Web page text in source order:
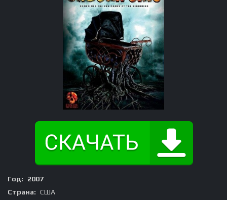
Год:
2007
Страна: США